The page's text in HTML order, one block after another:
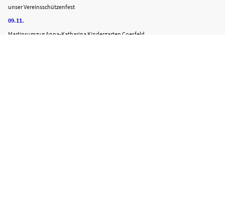
unser Vereinsschützenfest
09.11.
Martinsumzug Anna-Katharina Kindergarten Coesfeld